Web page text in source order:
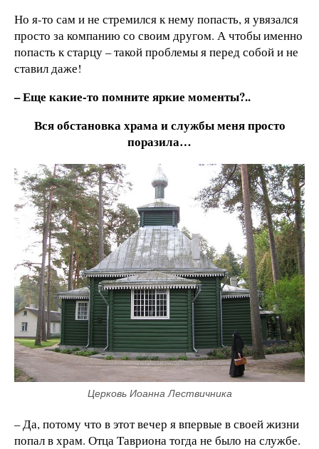
Но я-то сам и не стремился к нему попасть, я увязался
просто за компанию со своим другом. А чтобы именно
попасть к старцу – такой проблемы я перед собой и не
ставил даже!
–Еще какие-то помните яркие моменты?..
Вся обстановка храма и службы меня просто
поразила…
Церковь Иоанна Лествичника
– Да, потому что в этот вечер я впервые в своей жизни
попал в храм. Отца Тавриона тогда не было на службе.